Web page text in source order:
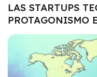
LAS STARTUPS
PROTAGONISMO